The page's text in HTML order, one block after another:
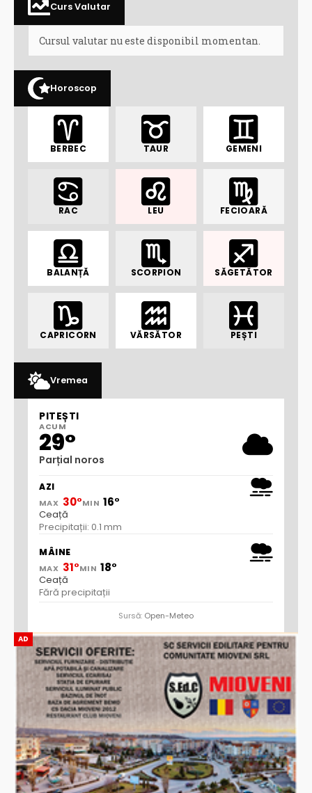
AD
Curs Valutar
Cursul valutar nu este disponibil momentan.
Horoscop
BERBEC TAUR GEMENI
RAC LEU FECIOARĂ
BALANȚĂ SCORPION SĂGETĂTOR
CAPRICORN VĂRSĂTOR PEȘTI
Vremea
PITEȘTI
ACUM
29°
Parțial noros
AZI
MAX 30°MIN 16°
Ceață
Precipitații: 0.1 mm
MÂINE
MAX 31°MIN 18°
Ceață
Fără precipitații
Sursă: Open-Meteo